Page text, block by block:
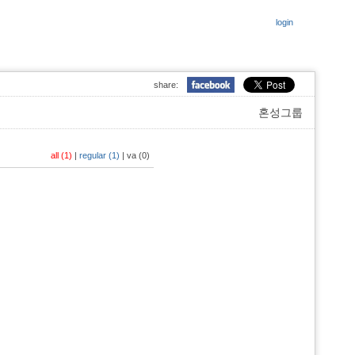
login
share:
혼성그룹
all (1) | regular (1) | va (0)